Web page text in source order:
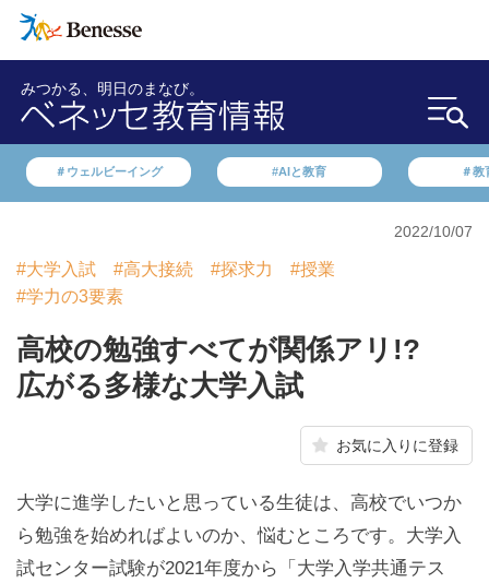
みつかる、明日のまなび。
＃ウェルビーイング #AIと教育 ＃教
2022/10/07
#大学入試 #高大接続 #探求力
#授業
#学力の3要素
高校の勉強すべてが関係アリ!?
広がる多様な大学入試
お気に入りに登録
大学に進学したいと思っている生徒は、高校でいつか
ら勉強を始めればよいのか、悩むところです。大学入
試センター試験が2021年度から「大学入学共通テス